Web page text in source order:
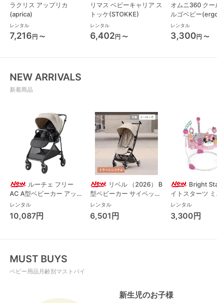
ラクリス アップリカ
(aprica)
レンタル
7,216円 〜
リマス ベビーキャリア ス
トッケ(STOKKE)
レンタル
6,402円 〜
オムニ360 クー
ルゴベビー
っこ紐・おんぶ
レンタル
3,300円 〜
NEW ARRIVALS
新着商品
ルーチェ フリー
AC A型ベビーカー アッ
プリカ(Aprica) A型ベビ
ーカー アップリカ
(Aprica)
レンタル
10,087円
リベル （2026） B
型ベビーカー サイベック
ス(cybex)
レンタル
6,501円
Bright
イトスターツ
ス フォーエバ
レンド ジャン
パルー キッズ
レンタル
3,300円
MUST BUYS
ベビー用品月齢別マストバイ
新生児のお子様